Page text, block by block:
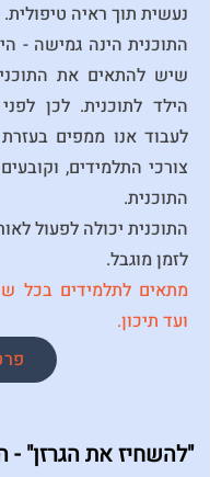
נעשית תוך ראיה טיפולית.
התוכנית הינה גמישה -
שיש להתאים את
הילד לתוכנית. לכן
לעבוד אנו ממפים
צורכי התלמידים,
התוכנית.
התוכנית יכולה לפעול
לזמן מוגבל.
מתאים לתלמידים בכל
ועד תיכון.
"להשחיז את הגרזן"